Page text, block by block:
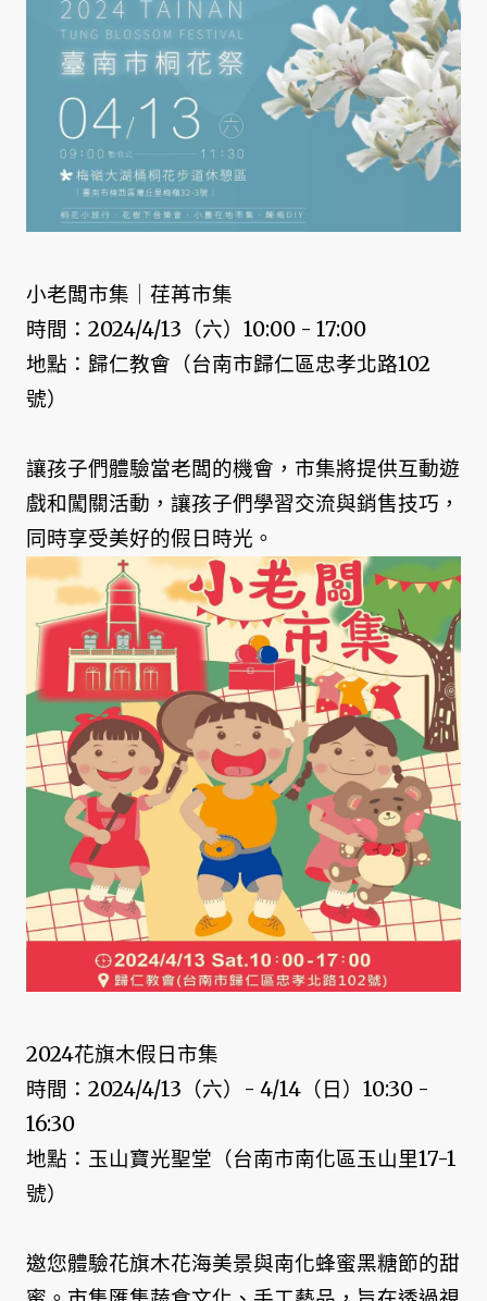
小老闆市集｜荏苒市集
時間：2024/4/13（六）10:00 - 17:00
地點：歸仁教會（台南市歸仁區忠孝北路102
號）
讓孩子們體驗當老闆的機會，市集將提供互動遊
戲和闖關活動，讓孩子們學習交流與銷售技巧，
同時享受美好的假日時光。
2024花旗木假日市集
時間：2024/4/13（六）- 4/14（日）10:30 -
16:30
地點：玉山寶光聖堂（台南市南化區玉山里17-1
號）
邀您體驗花旗木花海美景與南化蜂蜜黑糖節的甜